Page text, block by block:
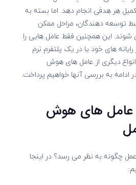
هر هدفی انجام دهد. اما بسته به
توسعه دهندگان، مراحل ممکن
این همچنین فقط عامل هایی را
های خود یا در یک پلتفرم نرم
انواع دیگری از عامل های هوش
ادامه به بررسی آنها خواهیم پرداخت.
عامل های هوش
چگونه به نظر می رسد؟ در اینجا